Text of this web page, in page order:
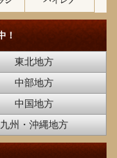
！
東北地方
中部地方
中国地方
九州・沖縄地方